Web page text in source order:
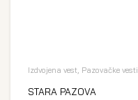
Izdvojena vest Pazovačke vesti
STARA PAZOVA